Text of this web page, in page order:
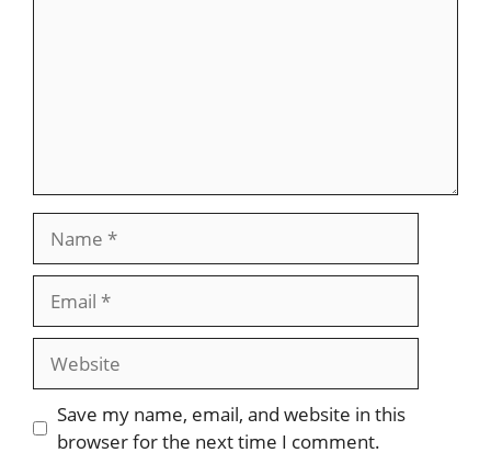
Website
Save my name, email, and website in this
browser for the next time I comment.